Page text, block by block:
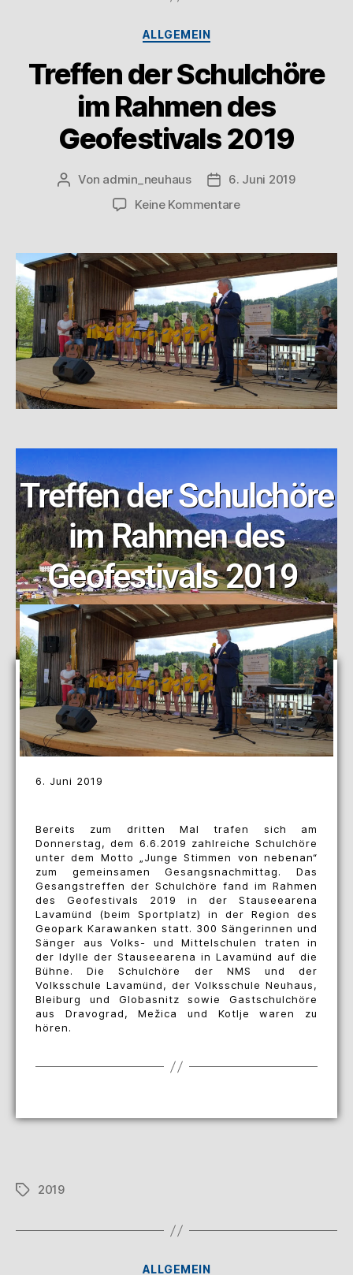
ALLGEMEIN
Treffen der Schulchöre
im Rahmen des
Geofestivals 2019
Von admin_neuhaus
6. Juni 2019
Keine Kommentare
Treffen der Schulchöre
im Rahmen des
Geofestivals 2019
6. Juni 2019
Bereits zum dritten Mal trafen sich am
Donnerstag, dem 6.6.2019 zahlreiche Schulchöre
unter dem Motto „Junge Stimmen von nebenan“
zum gemeinsamen Gesangsnachmittag. Das
Gesangstreffen der Schulchöre fand im Rahmen
des Geofestivals 2019 in der Stauseearena
Lavamünd (beim Sportplatz) in der Region des
Geopark Karawanken statt. 300 Sängerinnen und
Sänger aus Volks- und Mittelschulen traten in
der Idylle der Stauseearena in Lavamünd auf die
Bühne. Die Schulchöre der NMS und der
Volksschule Lavamünd, der Volksschule Neuhaus,
Bleiburg und Globasnitz sowie Gastschulchöre
aus Dravograd, Mežica und Kotlje waren zu
hören.
2019
ALLGEMEIN